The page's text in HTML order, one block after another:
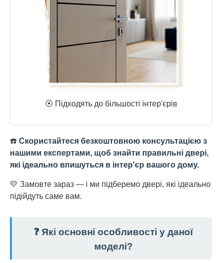
⦿ Підходять до більшості інтер'єрів
☎️ Скористайтеся безкоштовною консультацією з
нашими експертами, щоб знайти правильні двері,
які ідеально впишуться в інтер'єр вашого дому.
💛 Замовте зараз — і ми підберемо двері, які ідеально
підійдуть саме вам.
❓ Які основні особливості у даної
моделі?